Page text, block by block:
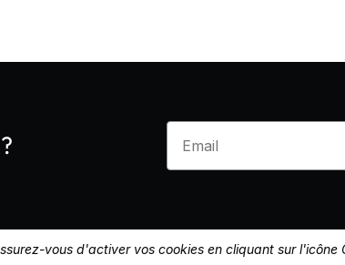
Enter your email
vous d'activer vos cookies en cliquant sur l'icône